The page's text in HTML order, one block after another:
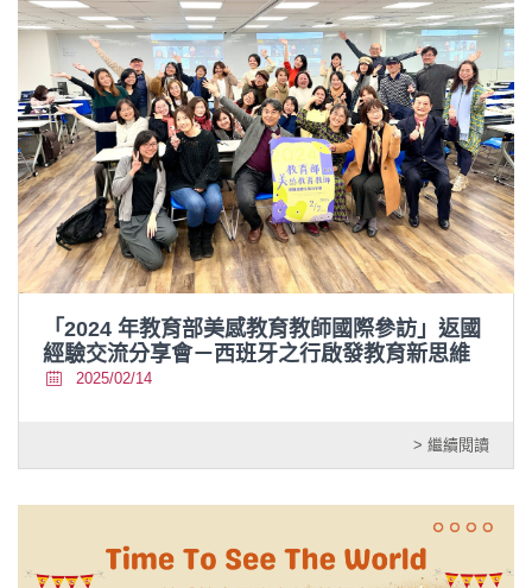
「2024 年教育部美感教育教師國際參訪」返國
經驗交流分享會－西班牙之行啟發教育新思維
2025/02/14
> 繼續閱讀